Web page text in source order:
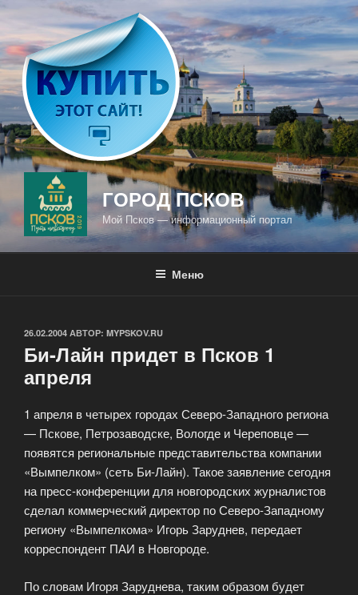
Перейти
содержимому
ГОРОД ПСКОВ
Мой Псков — информационный портал
Меню
ОПУБЛИКОВАНО
26.02.2004 АВТОР: MYPSKOV.RU
Би-Лайн придет в Псков 1
апреля
1 апреля в четырех городах Северо-Западного региона
— Пскове, Петрозаводске, Вологде и Череповце —
появятся региональные представительства компании
«Вымпелком» (сеть Би-Лайн). Такое заявление сегодня
на пресс-конференции для новгородских журналистов
сделал коммерческий директор по Северо-Западному
региону «Вымпелкома» Игорь Заруднев, передает
корреспондент ПАИ в Новгороде.
По словам Игоря Заруднева, таким образом будет